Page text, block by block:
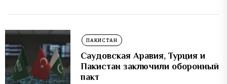
ПАКИСТАН
Саудовская Аравия, Турция и
Пакистан заключили оборонный
пакт